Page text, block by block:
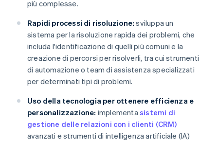
più complesse.
Rapidi processi di risoluzione: sviluppa un
sistema per la risoluzione rapida dei problemi, che
includa l'identificazione di quelli più comuni e la
creazione di percorsi per risolverli, tra cui strumenti
di automazione o team di assistenza specializzati
per determinati tipi di problemi.
Uso della tecnologia per ottenere efficienza e
personalizzazione: implementasistemi di
gestione delle relazioni con i clienti (CRM)
avanzati e strumenti di intelligenza artificiale (IA)